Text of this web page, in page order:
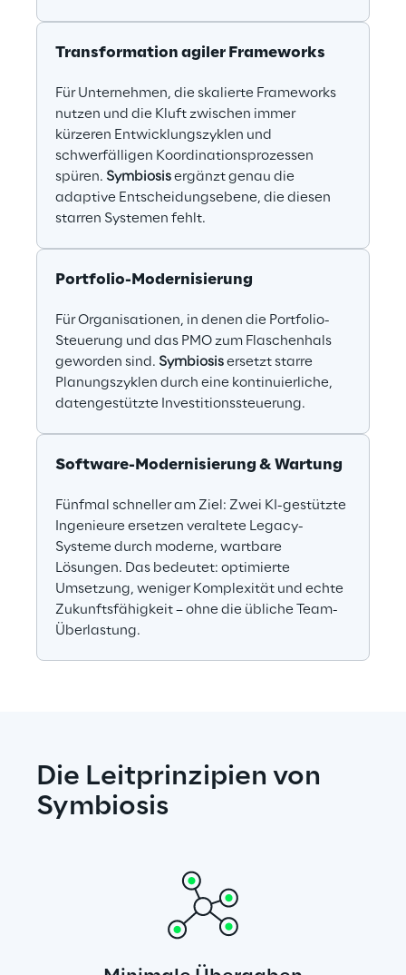
Portfolio-Modernisierung
Für Organisationen, in denen die Portfolio-
Steuerung und das PMO zum Flaschenhals
geworden sind. Symbiosis ersetzt starre
Planungszyklen durch eine kontinuierliche,
datengestützte Investitionssteuerung.
Software-Modernisierung & Wartung
Fünfmal schneller am Ziel: Zwei KI-gestützte
Ingenieure ersetzen veraltete Legacy-
Systeme durch moderne, wartbare
Lösungen. Das bedeutet: optimierte
Umsetzung, weniger Komplexität und echte
Zukunftsfähigkeit – ohne die übliche Team-
Überlastung.
Transformation agiler Frameworks
Für Unternehmen, die skalierte Frameworks
nutzen und die Kluft zwischen immer
kürzeren Entwicklungszyklen und
schwerfälligen Koordinationsprozessen
spüren. Symbiosis ergänzt genau die
adaptive Entscheidungsebene, die diesen
starren Systemen fehlt.
Die Leitprinzipien von
Symbiosis